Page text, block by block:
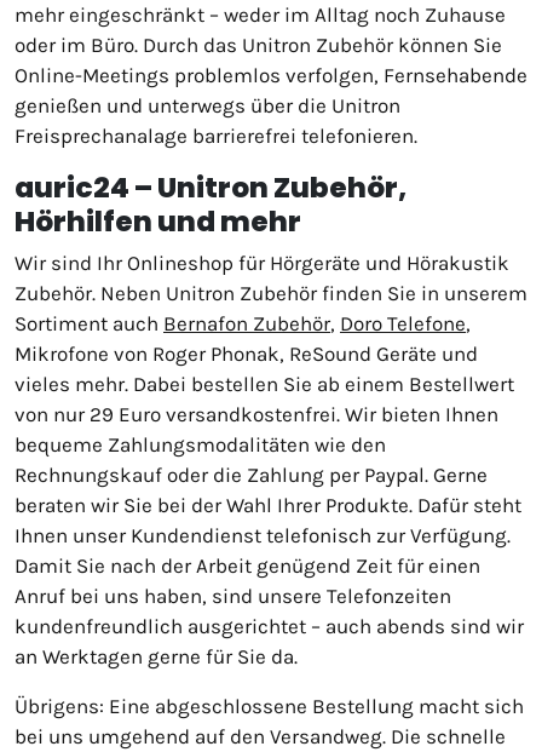
mehr eingeschränkt – weder im Alltag noch Zuhause
oder im Büro. Durch das Unitron Zubehör können Sie
Online-Meetings problemlos verfolgen, Fernsehabende
genießen und unterwegs über die Unitron
Freisprechanalage barrierefrei telefonieren.
auric24 – Unitron Zubehör,
Hörhilfen und mehr
Wir sind Ihr Onlineshop für Hörgeräte und Hörakustik
Zubehör. Neben Unitron Zubehör finden Sie in unserem
Sortiment auch Bernafon Zubehör, Doro Telefone,
Mikrofone von Roger Phonak, ReSound Geräte und
vieles mehr. Dabei bestellen Sie ab einem Bestellwert
von nur 29 Euro versandkostenfrei. Wir bieten Ihnen
bequeme Zahlungsmodalitäten wie den
Rechnungskauf oder die Zahlung per Paypal. Gerne
beraten wir Sie bei der Wahl Ihrer Produkte. Dafür steht
Ihnen unser Kundendienst telefonisch zur Verfügung.
Damit Sie nach der Arbeit genügend Zeit für einen
Anruf bei uns haben, sind unsere Telefonzeiten
kundenfreundlich ausgerichtet – auch abends sind wir
an Werktagen gerne für Sie da.
Übrigens: Eine abgeschlossene Bestellung macht sich
bei uns umgehend auf den Versandweg. Die schnelle